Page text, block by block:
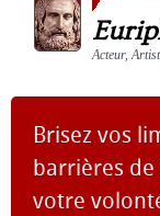
Acteur,
Brisez vos
barrières
votre